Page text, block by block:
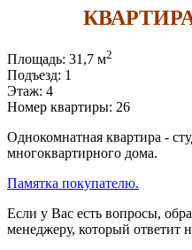
Площадь: 31,7 м2
Подъезд: 1
Этаж: 4
Номер квартиры: 26
Однокомнатная квартира -
многоквартирного дома.
Памятка покупателю.
Если у Вас есть вопросы,
менеджеру, который ответит